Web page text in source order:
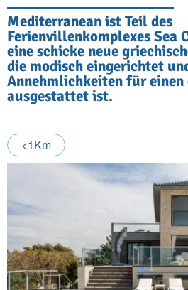
Mediterranean ist Teil des
Ferienvillenkomplexes Sea
eine schicke neue
die modisch eingerichtet
Annehmlichkeiten für
ausgestattet ist.
<1Km